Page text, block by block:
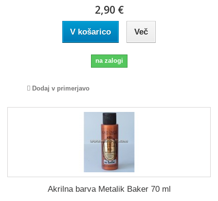
2,90 €
V košarico Več
na zalogi
Dodaj v primerjavo
Akrilna barva Metalik Baker 70 ml